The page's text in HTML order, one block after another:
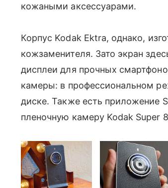
кожаными аксессуарами.
Корпус Kodak Ektra, однако,
кожзаменителя. Зато экран
дисплеи для прочных
камеры: в профессиональном
диске. Также есть приложение
пленочную камеру Kodak Super